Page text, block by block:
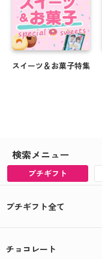
スイーツ＆お菓子特集
検索メニュー
プチギフト
プチギフト全て
チョコレート